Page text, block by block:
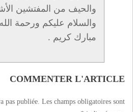
والحيف من المفتشين
والسلام عليكم ورحمة
مبارك كريم .
COMMENTER L'ARTICLE
pas publiée. Les champs obligatoires sont